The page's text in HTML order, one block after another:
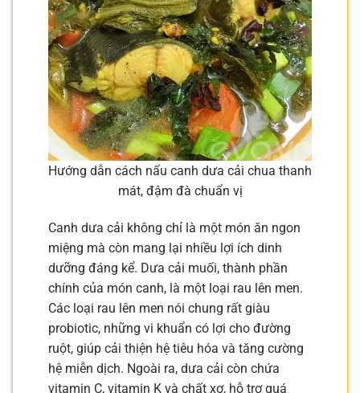
Hướng dẫn cách nấu canh dưa cải chua thanh
mát, đậm đà chuẩn vị
Canh dưa cải không chỉ là một món ăn ngon
miệng mà còn mang lại nhiều lợi ích dinh
dưỡng đáng kể. Dưa cải muối, thành phần
chính của món canh, là một loại rau lên men.
Các loại rau lên men nói chung rất giàu
probiotic, những vi khuẩn có lợi cho đường
ruột, giúp cải thiện hệ tiêu hóa và tăng cường
hệ miễn dịch. Ngoài ra, dưa cải còn chứa
vitamin C, vitamin K và chất xơ, hỗ trợ quá